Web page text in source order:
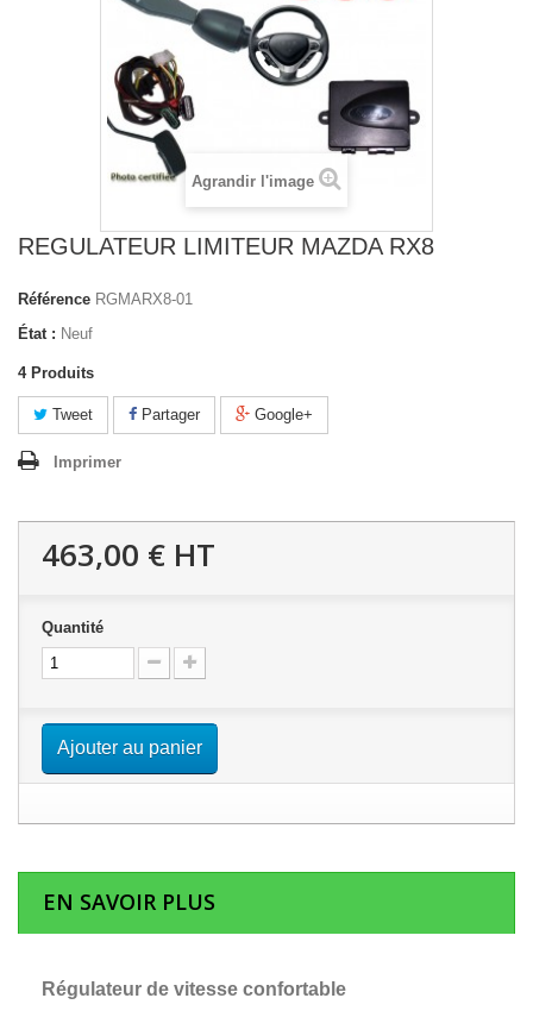
Agrandir l'image
REGULATEUR LIMITEUR MAZDA RX8
Référence RGMARX8-01
État : Neuf
4 Produits
Tweet Partager Google+
Imprimer
463,00 € HT
Quantité
Ajouter au panier
EN SAVOIR PLUS
Régulateur de vitesse confortable